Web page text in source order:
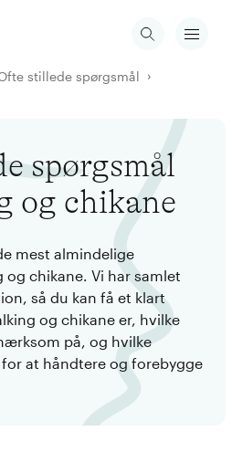
stillede spørgsmål
spørgsmål
og chikane
mest almindelige
chikane. Vi har samlet
så du kan få et klart
og chikane er, hvilke
på, og hvilke
at håndtere og forebygge